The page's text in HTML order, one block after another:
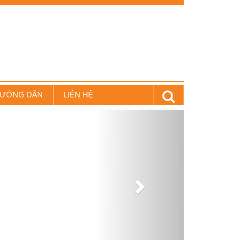
DẪN LIÊN HỆ